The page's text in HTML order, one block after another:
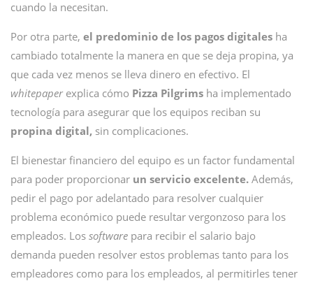
cuando la necesitan.
Por otra parte, el predominio de los pagos digitales ha
cambiado totalmente la manera en que se deja propina, ya
que cada vez menos se lleva dinero en efectivo. El
whitepaperexplica cómo Pizza Pilgrims ha implementado
tecnología para asegurar que los equipos reciban su
propina digital, sin complicaciones.
El bienestar financiero del equipo es un factor fundamental
para poder proporcionar un servicio excelente. Además,
pedir el pago por adelantado para resolver cualquier
problema económico puede resultar vergonzoso para los
empleados. Los software para recibir el salario bajo
demanda pueden resolver estos problemas tanto para los
empleadores como para los empleados, al permitirles tener